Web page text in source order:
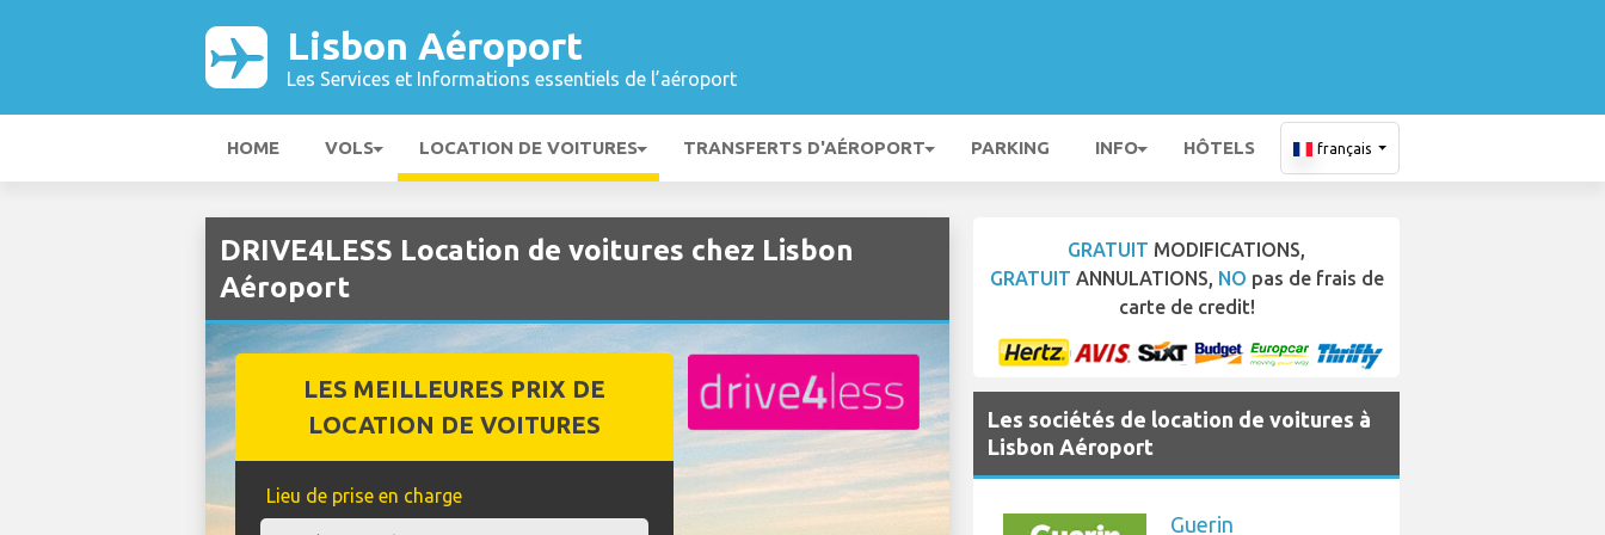
Lisbon Aéroport
Les Services et Informations essentiels de l’aéroport
HOME VOLS LOCATION DE VOITURES TRANSFERTS D'AÉROPORT PARKING INFO HÔTELS français
DRIVE4LESS Location de voitures chez Lisbon
Aéroport
LES MEILLEURES PRIX DE
LOCATION DE VOITURES
Lieu de prise en charge
GRATUIT MODIFICATIONS,
GRATUIT ANNULATIONS, NO pas de frais de
carte de credit!
Les sociétés de location de voitures à
Lisbon Aéroport
Guerin